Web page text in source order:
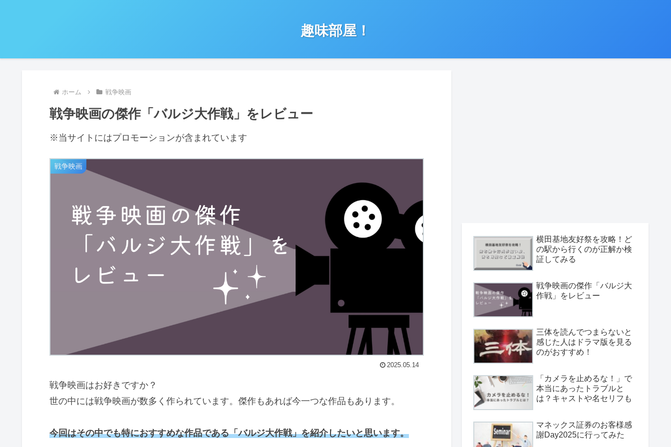
趣味部屋！
ホーム 戦争映画
戦争映画の傑作「バルジ大作戦」をレビュー
※当サイトにはプロモーションが含まれています
戦争映画
2025.05.14
戦争映画はお好きですか？
世の中には戦争映画が数多く作られています。傑作もあれば今一つな作品もあります。
今回はその中でも特におすすめな作品である「バルジ大作戦」を紹介したいと思います。
横田基地友好祭を攻略！ど
の駅から行くのが正解か検
証してみる
戦争映画の傑作「バルジ大
作戦」をレビュー
三体を読んでつまらないと
感じた人はドラマ版を見る
のがおすすめ！
「カメラを止めるな！」で
本当にあったトラブルと
は？キャストや名セリフも
マネックス証券のお客様感
謝Day2025に行ってみた